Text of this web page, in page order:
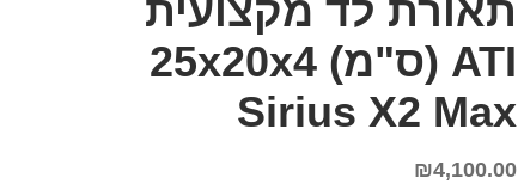
תאורת לד מקצועית
ATI (ס"מ) 25x20x4
Sirius X2 Max
₪4,100.00